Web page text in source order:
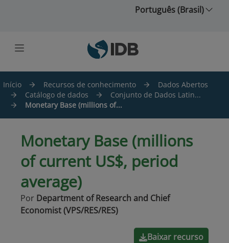
Português (Brasil)
Início Recursos de conhecimento
Dados Abertos
Catálogo de dados
Conjunto de Dados Latin...
Monetary Base (millions of...
Monetary Base (millions
of current US$, period
average)
Por Department of Research and Chief
Economist (VPS/RES/RES)
Baixar recurso